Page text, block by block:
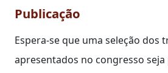
Publicação
Espera-se que uma seleção dos
apresentados no congresso